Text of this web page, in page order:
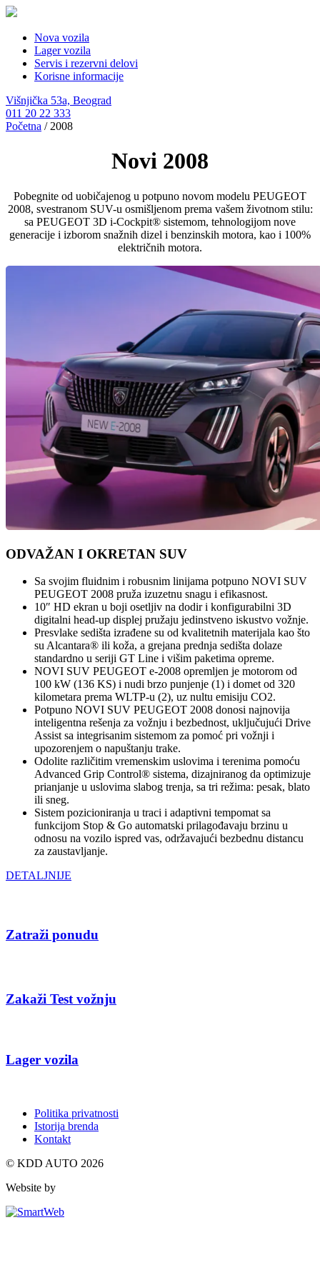
Nova vozila
Lager vozila
Servis i rezervni delovi
Korisne informacije
Višnjička 53a, Beograd
011 20 22 333
Početna / 2008
Novi 2008
Pobegnite od uobičajenog u potpuno novom modelu PEUGEOT
2008, svestranom SUV-u osmišljenom prema vašem životnom stilu:
sa PEUGEOT 3D i-Cockpit® sistemom, tehnologijom nove
generacije i izborom snažnih dizel i benzinskih motora, kao i 100%
električnih motora.
ODVAŽAN I OKRETAN SUV
Sa svojim fluidnim i robusnim linijama potpuno NOVI SUV
PEUGEOT 2008 pruža izuzetnu snagu i efikasnost.
10″ HD ekran u boji osetljiv na dodir i konfigurabilni 3D
digitalni head-up displej pružaju jedinstveno iskustvo vožnje.
Presvlake sedišta izrađene su od kvalitetnih materijala kao što
su Alcantara® ili koža, a grejana prednja sedišta dolaze
standardno u seriji GT Line i višim paketima opreme.
NOVI SUV PEUGEOT e-2008 opremljen je motorom od
100 kW (136 KS) i nudi brzo punjenje (1) i domet od 320
kilometara prema WLTP-u (2), uz nultu emisiju CO2.
Potpuno NOVI SUV PEUGEOT 2008 donosi najnovija
inteligentna rešenja za vožnju i bezbednost, uključujući Drive
Assist sa integrisanim sistemom za pomoć pri vožnji i
upozorenjem o napuštanju trake.
Odolite različitim vremenskim uslovima i terenima pomoću
Advanced Grip Control® sistema, dizajniranog da optimizuje
prianjanje u uslovima slabog trenja, sa tri režima: pesak, blato
ili sneg.
Sistem pozicioniranja u traci i adaptivni tempomat sa
funkcijom Stop & Go automatski prilagođavaju brzinu u
odnosu na vozilo ispred vas, održavajući bezbednu distancu
za zaustavljanje.
DETALJNIJE
Politika privatnosti
Istorija brenda
Kontakt
© KDD AUTO 2026
Website by